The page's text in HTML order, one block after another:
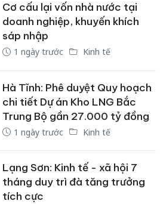
Cơ cấu lại vốn nhà nước tại
doanh nghiệp, khuyến khích
sáp nhập
1 ngày trước Kinh tế
Hà Tĩnh: Phê duyệt Quy hoạch
chi tiết Dự án Kho LNG Bắc
Trung Bộ gần 27.000 tỷ đồng
1 ngày trước Kinh tế
Lạng Sơn: Kinh tế - xã hội 7
tháng duy trì đà tăng trưởng
tích cực